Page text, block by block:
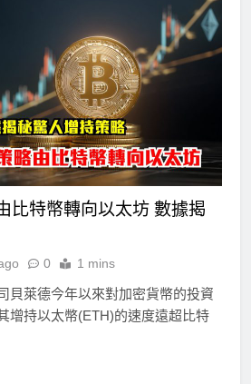
比特幣轉向以太坊 數據揭
0 1 mins
貝萊德今年以來對加密貨幣的投資
增持以太幣(ETH)的速度遠超比特